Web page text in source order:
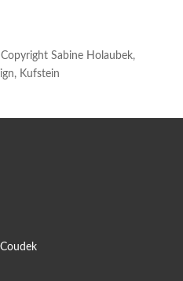
Sabine Holaubek,
Kufstein